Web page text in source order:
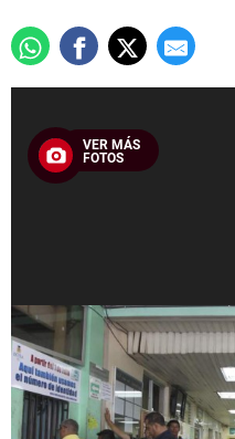
VER MÁS
FOTOS